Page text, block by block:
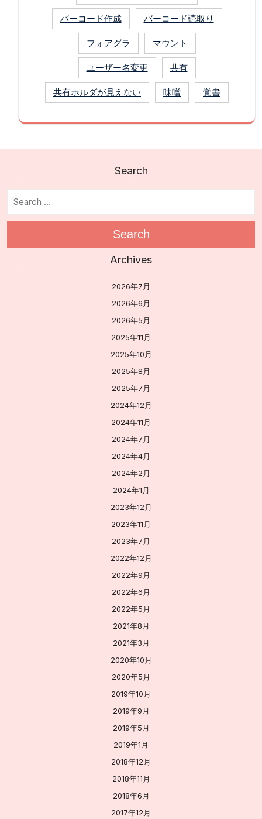
バーコード作成 バーコード読取り
フォアグラ マウント
ユーザー名変更 共有
共有ホルダが見えない 味噌 覚書
Search
Search
Archives
2026年7月
2026年6月
2026年5月
2025年11月
2025年10月
2025年8月
2025年7月
2024年12月
2024年11月
2024年7月
2024年4月
2024年2月
2024年1月
2023年12月
2023年11月
2023年7月
2022年12月
2022年9月
2022年6月
2022年5月
2021年8月
2021年3月
2020年10月
2020年5月
2019年10月
2019年9月
2019年5月
2019年1月
2018年12月
2018年11月
2018年6月
2017年12月